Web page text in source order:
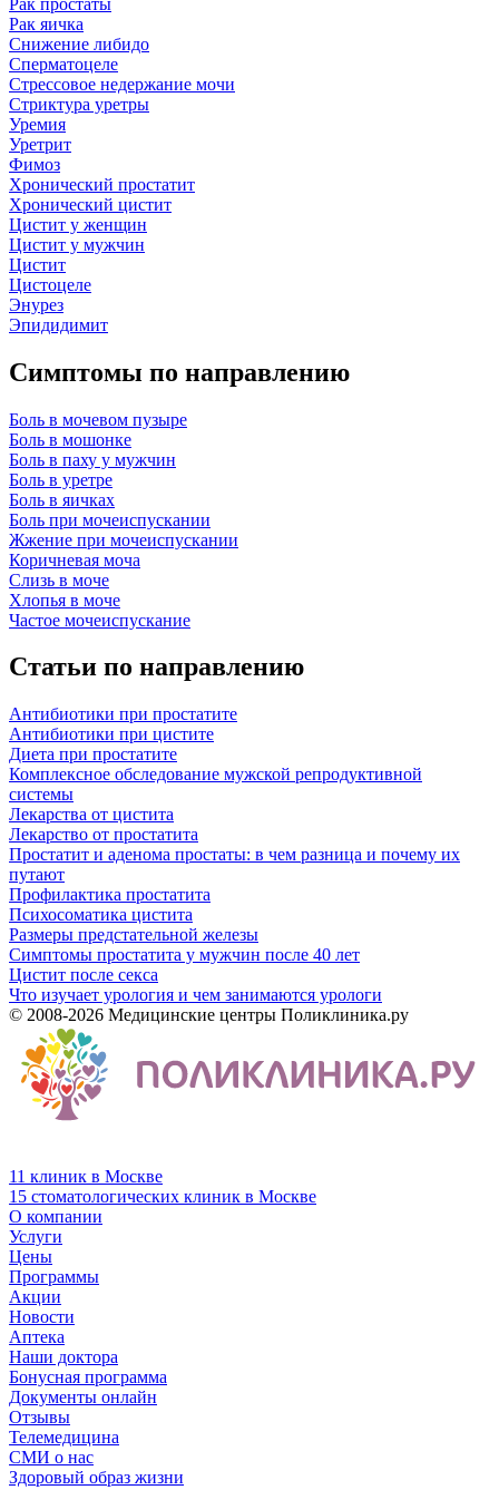
Рак яичка
Снижение либидо
Сперматоцеле
Стрессовое недержание мочи
Стриктура уретры
Уремия
Уретрит
Фимоз
Хронический простатит
Хронический цистит
Цистит у женщин
Цистит у мужчин
Цистит
Цистоцеле
Энурез
Эпидидимит
Симптомы по направлению
Боль в мочевом пузыре
Боль в мошонке
Боль в паху у мужчин
Боль в уретре
Боль в яичках
Боль при мочеиспускании
Жжение при мочеиспускании
Коричневая моча
Слизь в моче
Хлопья в моче
Частое мочеиспускание
Статьи по направлению
Антибиотики при простатите
Антибиотики при цистите
Диета при простатите
Комплексное обследование мужской репродуктивной
системы
Лекарства от цистита
Лекарство от простатита
Простатит и аденома простаты: в чем разница и почему их
путают
Профилактика простатита
Психосоматика цистита
Размеры предстательной железы
Симптомы простатита у мужчин после 40 лет
Цистит после секса
Что изучает урология и чем занимаются урологи
© 2008-2026 Медицинские центры Поликлиника.ру
11 клиник в Москве
15 стоматологических клиник в Москве
О компании
Услуги
Цены
Программы
Акции
Новости
Аптека
Наши доктора
Бонусная программа
Документы онлайн
Отзывы
Телемедицина
СМИ о нас
Здоровый образ жизни